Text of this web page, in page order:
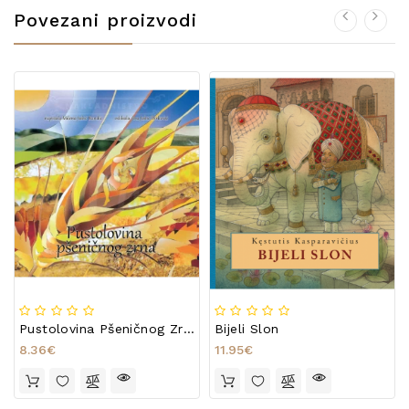
Povezani proizvodi
Pustolovina Pšeničnog Zrna
8.36€
Bijeli Slon
11.95€